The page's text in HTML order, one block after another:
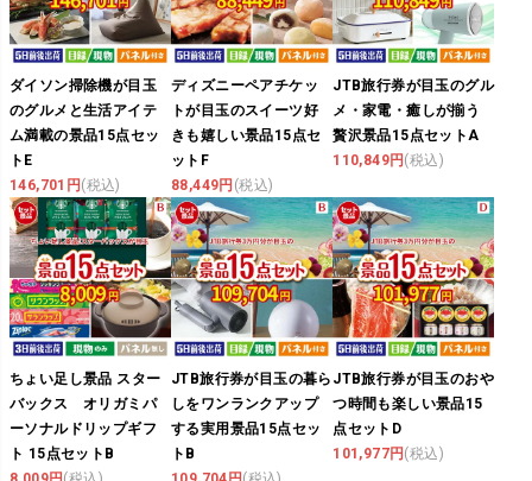
ダイソン掃除機が目玉
のグルメと生活アイテ
ム満載の景品15点セッ
トE
146,701円 (税込)
ディズニーペアチケッ
トが目玉のスイーツ好
きも嬉しい景品15点セ
ットF
88,449円 (税込)
JTB旅行券が目玉のグル
メ・家電・癒しが揃う
贅沢景品15点セットA
110,849円 (税込)
ちょい足し景品 スター
バックス オリガミパ
ーソナルドリップギフ
ト 15点セットB
JTB旅行券が目玉の暮ら
しをワンランクアップ
する実用景品15点セッ
トB
JTB旅行券が目玉のおや
つ時間も楽しい景品15
点セットD
101,977円 (税込)